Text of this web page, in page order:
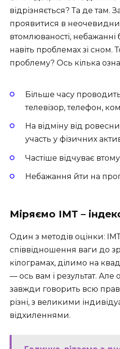
відрізняється? Та де там.
проявитися в
втомлюваності,
навіть проблемах зі сном.
проблему? Ось кілька
Більше часу
телевізор, телефон,
На відміну від
участь у фізичних
Частіше відчуває втому
Небажання йти на
Міряємо ІМТ –
Один з методів оцінки:
співвідношення ваги до
кілограмах, ділимо на
— ось вам і результат. Але
завжди говорить всю
різні, з великими
відхиленнями.